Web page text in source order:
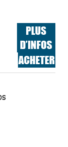
PLUS
D’INFOS
ACHETER